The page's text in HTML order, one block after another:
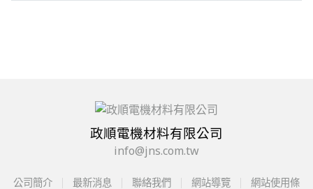
政順電機材料有限公司
info@jns.com.tw
公司簡介 最新消息 聯絡我們 網站導覽 網站使用條